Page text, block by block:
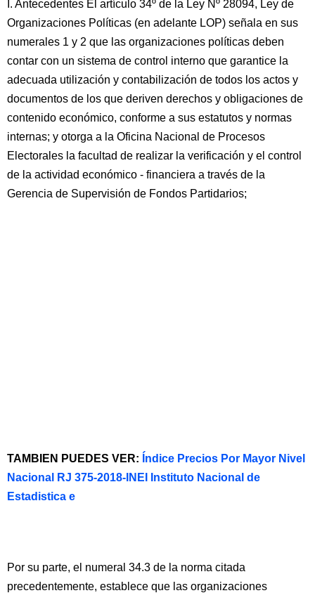
I. Antecedentes El artículo 34º de la Ley Nº 28094, Ley de
Organizaciones Políticas (en adelante LOP) señala en sus
numerales 1 y 2 que las organizaciones políticas deben
contar con un sistema de control interno que garantice la
adecuada utilización y contabilización de todos los actos y
documentos de los que deriven derechos y obligaciones de
contenido económico, conforme a sus estatutos y normas
internas; y otorga a la Oficina Nacional de Procesos
Electorales la facultad de realizar la verificación y el control
de la actividad económico - financiera a través de la
Gerencia de Supervisión de Fondos Partidarios;
TAMBIEN PUEDES VER: Índice Precios Por Mayor Nivel
Nacional RJ 375-2018-INEI Instituto Nacional de
Estadistica e
Por su parte, el numeral 34.3 de la norma citada
precedentemente, establece que las organizaciones